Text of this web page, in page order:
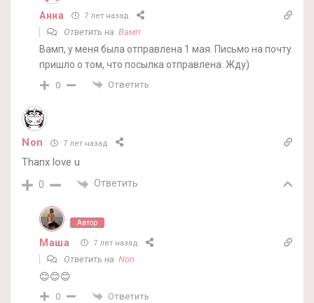
Анна 7 лет назад
Ответить на Вамп
Вамп, у меня была отправлена 1 мая. Письмо на почту
пришло о том, что посылка отправлена. Жду)
0 Ответить
Non 7 лет назад
Thanx love u
0 Ответить
Автор
Маша 7 лет назад
Ответить на Non
😊😊😊
0 Ответить